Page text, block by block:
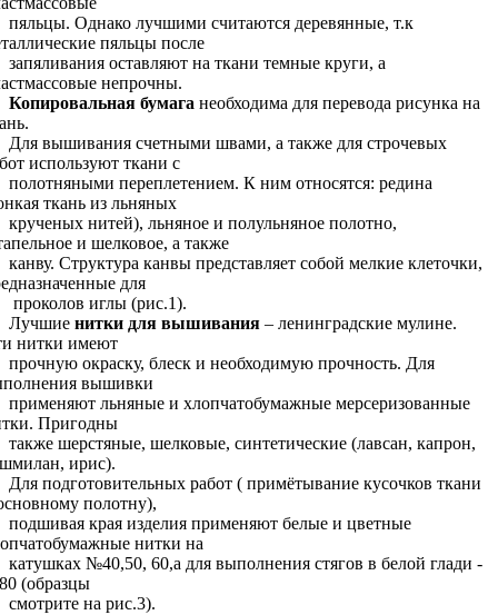
пяльцы. Однако лучшими считаются деревянные, т.к
пяльцы после
запяливания оставляют на ткани темные круги, а
непрочны.
Копировальная бумага необходима для перевода рисунка на
Для вышивания счетными швами, а также для строчевых
используют ткани с
полотняными переплетением. К ним относятся: редина
ткань из льняных
крученых нитей), льняное и полульняное полотно,
и шелковое, а также
канву. Структура канвы представляет собой мелкие клеточки,
для
проколов иглы (рис.1).
Лучшие нитки для вышивания – ленинградские мулине.
нитки имеют
прочную окраску, блеск и необходимую прочность. Для
вышивки
применяют льняные и хлопчатобумажные мерсеризованные
Пригодны
также шерстяные, шелковые, синтетические (лавсан, капрон,
ирис).
Для подготовительных работ ( примётывание кусочков ткани
полотну),
подшивая края изделия применяют белые и цветные
нитки на
катушках №40,50, 60,а для выполнения стягов в белой глади -
(образцы
смотрите на рис.3).